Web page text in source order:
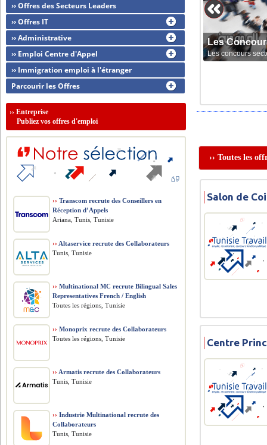
Les
Les concours
›› Toutes les
Salon de
Centre
›› Offres des Secteurs Leaders
›› Offres IT
›› Administrative
›› Emploi Centre d'Appel
›› Immigration emploi à l'étranger
Parcourir les Offres
››Entreprise
Publiez vos offres d'emploi
›› Transcom recrute des Conseillers en
Réception d’Appels
Ariana, Tunis, Tunisie
›› Altaservice recrute des Collaborateurs
Tunis, Tunisie
›› Multinational MC recrute Bilingual Sales
Representatives French / English
Toutes les régions, Tunisie
›› Monoprix recrute des Collaborateurs
Toutes les régions, Tunisie
›› Armatis recrute des Collaborateurs
Tunis, Tunisie
›› Industrie Multinational recrute des
Collaborateurs
Tunis, Tunisie